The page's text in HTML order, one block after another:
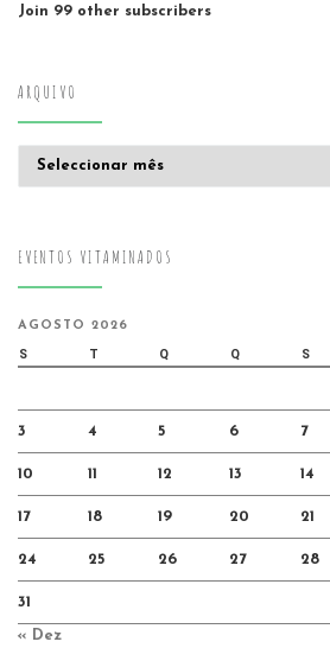
Join 99 other subscribers
ARQUIVO
EVENTOS VITAMINADOS
AGOSTO 2026
S T Q Q S
3 4 5 6 7
10 11 12 13 14
17 18 19 20 21
24 25 26 27 28
31
« Dez